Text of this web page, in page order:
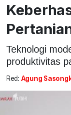
Teknologi
produktivitas
Red: Agung